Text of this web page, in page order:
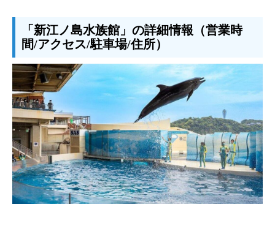
「新江ノ島水族館」の詳細情報（営業時
間/アクセス/駐車場/住所）